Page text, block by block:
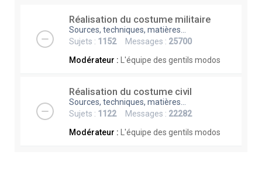
Réalisation du costume militaire
Sources, techniques, matières...
Sujets : 1152Messages : 25700
Modérateur :
L'équipe des gentils modos
Réalisation du costume civil
Sources, techniques, matières...
Sujets : 1122Messages : 22282
Modérateur :
L'équipe des gentils modos